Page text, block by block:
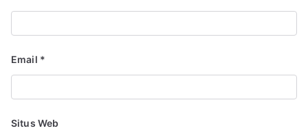
Email *
Situs Web